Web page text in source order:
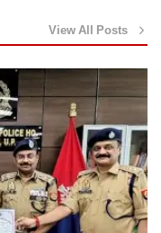
View All Posts